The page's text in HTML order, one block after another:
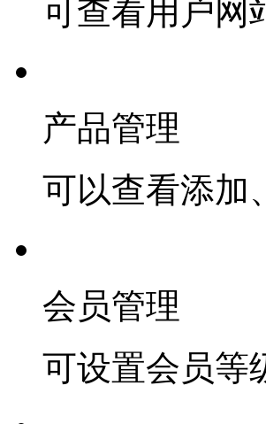
可查看用户网
产品管理
可以查看添加
会员管理
可设置会员等